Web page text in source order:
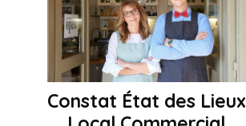
Constat État des Lieux